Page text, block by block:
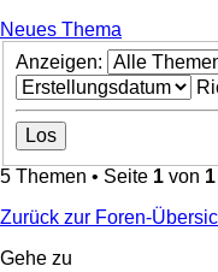
Neues Thema
Anzeigen:
5 Themen • Seite 1 von 1
Zurück zur Foren-
Gehe zu